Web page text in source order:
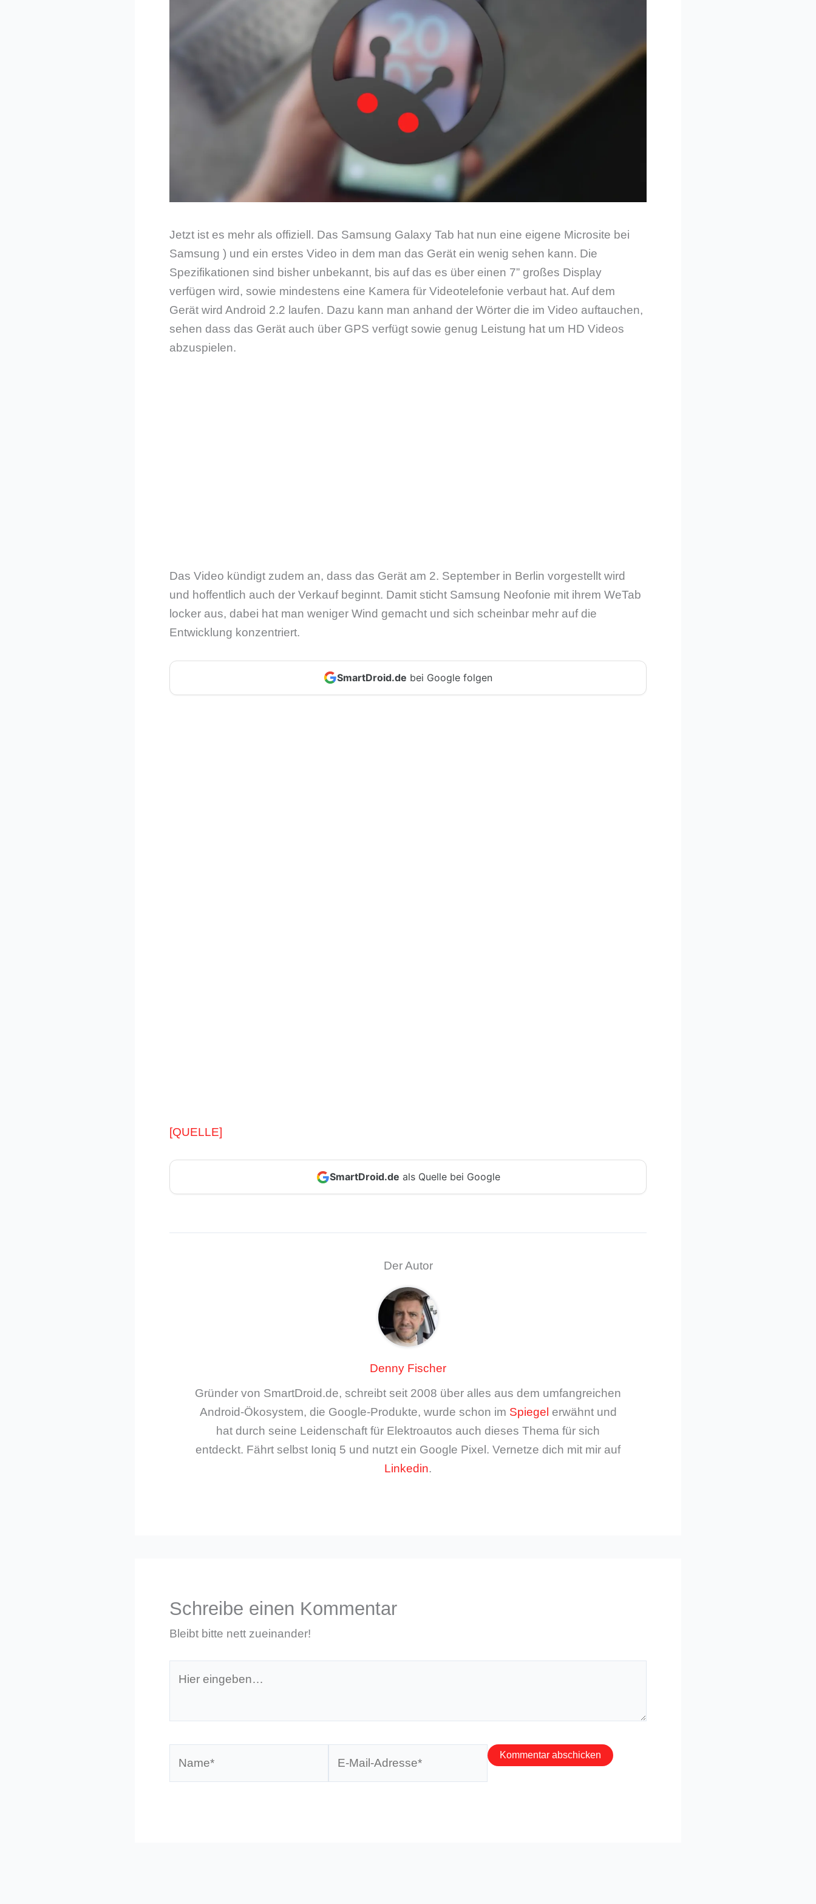
Jetzt ist es mehr als offiziell. Das Samsung Galaxy Tab hat nun eine eigene Microsite bei
Samsung ) und ein erstes Video in dem man das Gerät ein wenig sehen kann. Die
Spezifikationen sind bisher unbekannt, bis auf das es über einen 7” großes Display
verfügen wird, sowie mindestens eine Kamera für Videotelefonie verbaut hat. Auf dem
Gerät wird Android 2.2 laufen. Dazu kann man anhand der Wörter die im Video auftauchen,
sehen dass das Gerät auch über GPS verfügt sowie genug Leistung hat um HD Videos
abzuspielen.
Das Video kündigt zudem an, dass das Gerät am 2. September in Berlin vorgestellt wird
und hoffentlich auch der Verkauf beginnt. Damit sticht Samsung Neofonie mit ihrem WeTab
locker aus, dabei hat man weniger Wind gemacht und sich scheinbar mehr auf die
Entwicklung konzentriert.
SmartDroid.de bei Google folgen
[QUELLE]
SmartDroid.de als Quelle bei Google
Der Autor
Denny Fischer
Gründer von SmartDroid.de, schreibt seit 2008 über alles aus dem umfangreichen
Android-Ökosystem, die Google-Produkte, wurde schon im Spiegel erwähnt und
hat durch seine Leidenschaft für Elektroautos auch dieses Thema für sich
entdeckt. Fährt selbst Ioniq 5 und nutzt ein Google Pixel. Vernetze dich mit mir auf
Linkedin.
Schreibe einen Kommentar
Bleibt bitte nett zueinander!
eingeben…